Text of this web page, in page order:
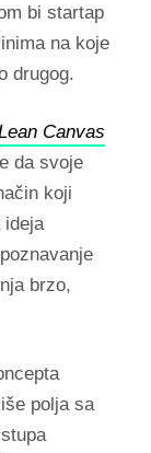
bi startap
na koje
drugog.
Canvas
da svoje
koji
ideja
brzo,
polja sa